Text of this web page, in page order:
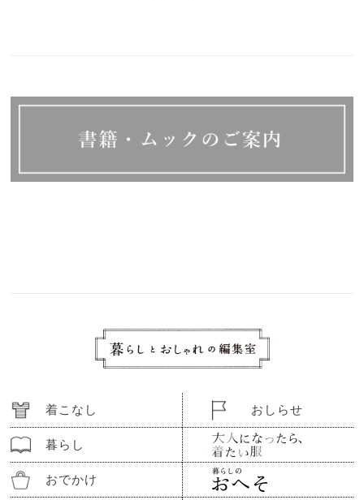
着こなし
暮らし
おでかけ
おしらせ